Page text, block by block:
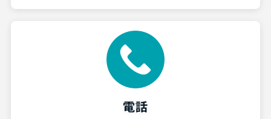
電話